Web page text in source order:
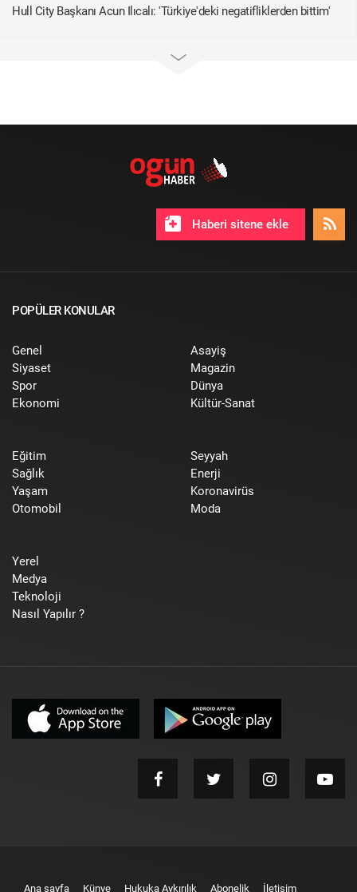
Hull City Başkanı Acun Ilıcalı: 'Türkiye'deki negatifliklerden bittim'
Haberi sitene ekle
POPÜLER KONULAR
Genel
Siyaset
Spor
Ekonomi
Asayiş
Magazin
Dünya
Kültür-Sanat
Eğitim
Sağlık
Yaşam
Otomobil
Seyyah
Enerji
Koronavirüs
Moda
Yerel
Medya
Teknoloji
Nasıl Yapılır ?
Ana sayfa Künye Hukuka Aykırılık Abonelik İletişim